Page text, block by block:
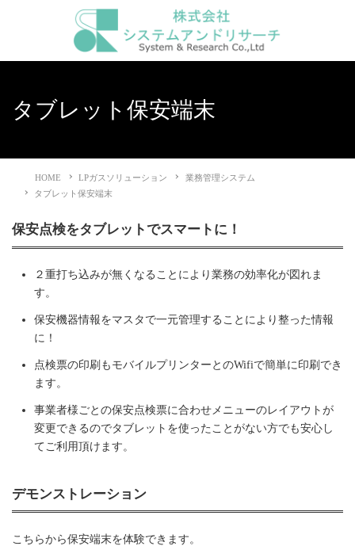
タブレット保安端末
HOME LPガスソリューション
業務管理システム
タブレット保安端末
保安点検をタブレットでスマートに！
２重打ち込みが無くなることにより業務の効率化が図れま
す。
保安機器情報をマスタで一元管理することにより整った情報
に！
点検票の印刷もモバイルプリンターとのWifiで簡単に印刷でき
ます。
事業者様ごとの保安点検票に合わせメニューのレイアウトが
変更できるのでタブレットを使ったことがない方でも安心し
てご利用頂けます。
デモンストレーション
こちらから保安端末を体験できます。